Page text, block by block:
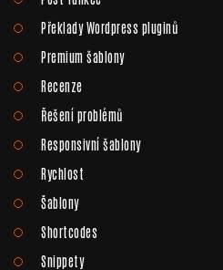
Překlady Wordpress pluginů
Premium šablony
Recenze
Řešení problémů
Responsivní šablony
Rychlost
Šablony
Shortcodes
Snippety